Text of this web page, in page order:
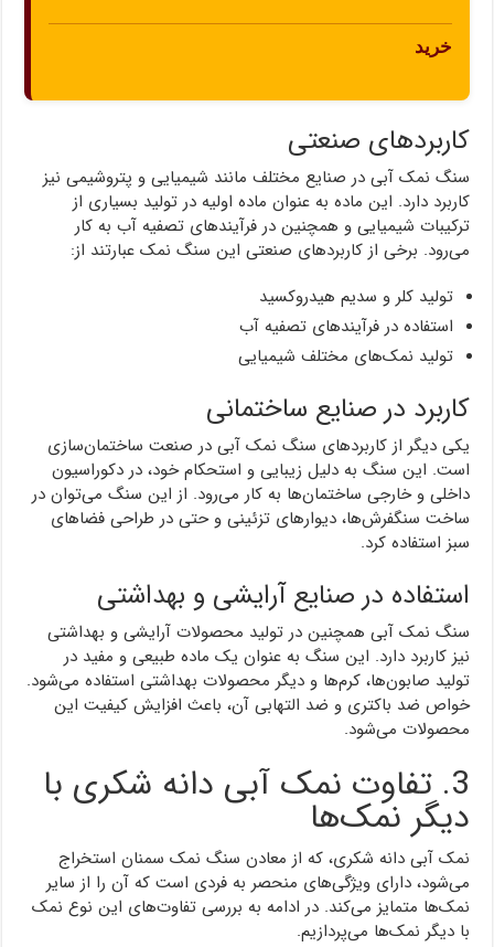
خرید
کاربردهای صنعتی
سنگ نمک آبی در صنایع مختلف مانند شیمیایی و پتروشیمی نیز
کاربرد دارد. این ماده به عنوان ماده اولیه در تولید بسیاری از
ترکیبات شیمیایی و همچنین در فرآیندهای تصفیه آب به کار
می‌رود. برخی از کاربردهای صنعتی این سنگ نمک عبارتند از:
تولید کلر و سدیم هیدروکسید
استفاده در فرآیندهای تصفیه آب
تولید نمک‌های مختلف شیمیایی
کاربرد در صنایع ساختمانی
یکی دیگر از کاربردهای سنگ نمک آبی در صنعت ساختمان‌سازی
است. این سنگ به دلیل زیبایی و استحکام خود، در دکوراسیون
داخلی و خارجی ساختمان‌ها به کار می‌رود. از این سنگ می‌توان در
ساخت سنگفرش‌ها، دیوارهای تزئینی و حتی در طراحی فضاهای
سبز استفاده کرد.
استفاده در صنایع آرایشی و بهداشتی
سنگ نمک آبی همچنین در تولید محصولات آرایشی و بهداشتی
نیز کاربرد دارد. این سنگ به عنوان یک ماده طبیعی و مفید در
تولید صابون‌ها، کرم‌ها و دیگر محصولات بهداشتی استفاده می‌شود.
خواص ضد باکتری و ضد التهابی آن، باعث افزایش کیفیت این
محصولات می‌شود.
3. تفاوت نمک آبی دانه شکری با
دیگر نمک‌ها
نمک آبی دانه شکری، که از معادن سنگ نمک سمنان استخراج
می‌شود، دارای ویژگی‌های منحصر به فردی است که آن را از سایر
نمک‌ها متمایز می‌کند. در ادامه به بررسی تفاوت‌های این نوع نمک
با دیگر نمک‌ها می‌پردازیم.